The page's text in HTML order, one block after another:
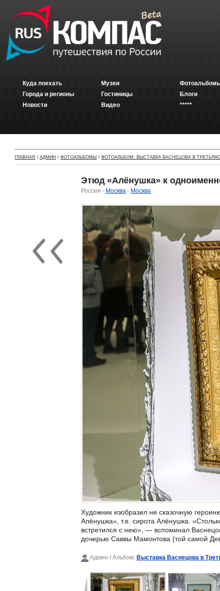
Куда поехать
Города и регионы
Новости
Музеи
Гостиницы
Видео
Блоги
*****
ГЛАВНАЯ / АДМИН / ФОТОАЛЬБОМЫ / ФОТОАЛЬБОМ: ВЫСТАВКА ВАСНЕЦОВА В
Этюд «Алёнушка» к
Россия - Москва - Москва
Художник изобразил не сказочную
Алёнушка», т.е. сирота Алёнушка.
встретился с нею», — вспоминал
дочерью Саввы Мамонтова (той самой
Админ / Альбом: Выставка Васнецова в